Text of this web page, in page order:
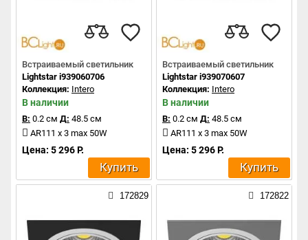
Встраиваемый светильник
Lightstar i939060706
Коллекция: Intero
В наличии
В: 0.2 см Д: 48.5 см
AR111 x 3 max 50W
Цена: 5 296 Р.
Купить
Встраиваемый светильник
Lightstar i939070607
Коллекция: Intero
В наличии
В: 0.2 см Д: 48.5 см
AR111 x 3 max 50W
Цена: 5 296 Р.
Купить
172829 172822